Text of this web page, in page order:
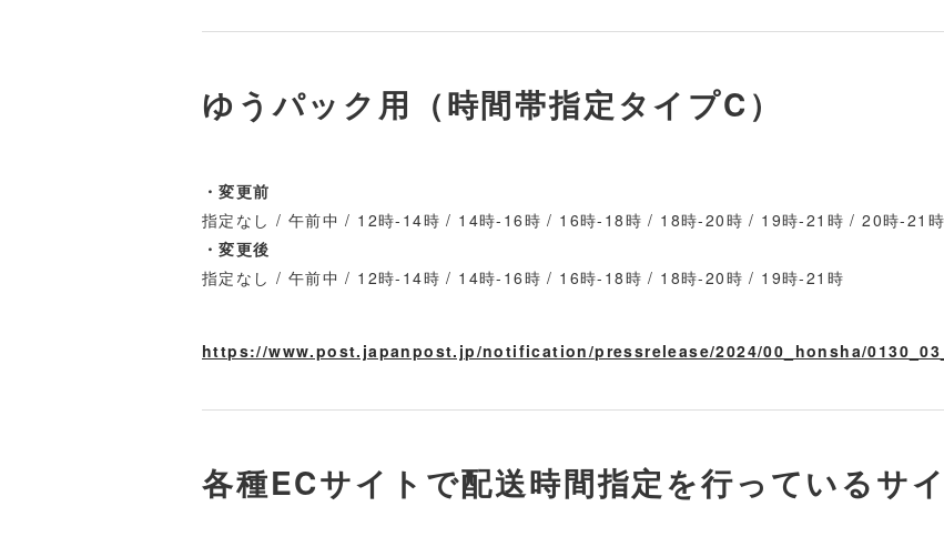
ゆうパック用（時間帯指定タイプC）
・変更前
指定なし / 午前中 / 12時-14時 / 14時-16時 / 16時-18時 / 18時-20時 / 19時-21時 / 20時-21時
・変更後
指定なし / 午前中 / 12時-14時 / 14時-16時 / 16時-18時 / 18時-20時 / 19時-21時
https://www.post.japanpost.jp/notification/pressrelease/2024/00_honsha/
各種ECサイトで配送時間指定を行っているサ